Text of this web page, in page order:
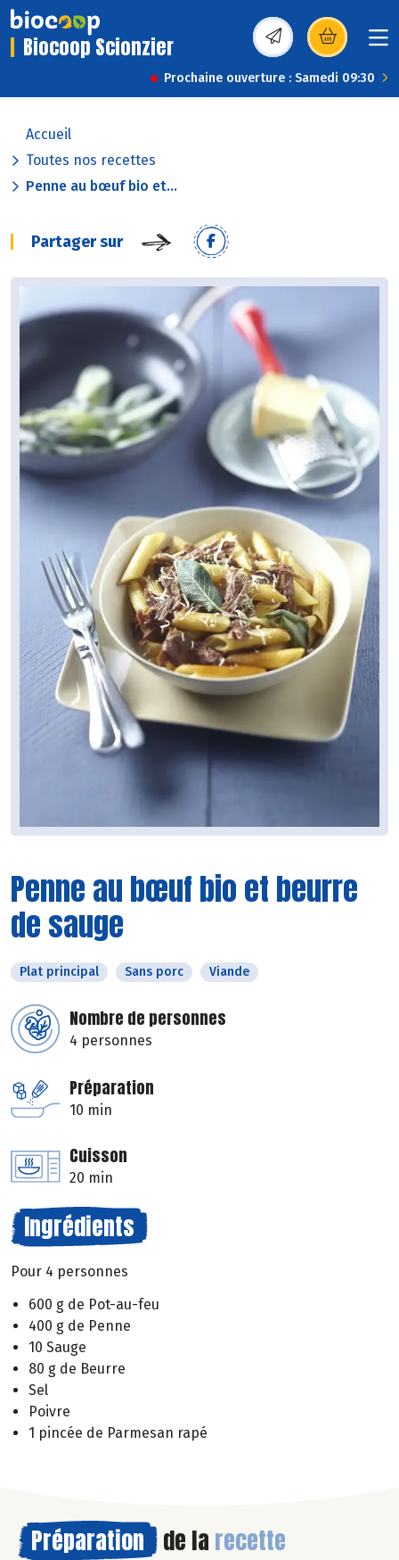
Biocoop Scionzier (s’ouvre dans une
Prochaine ouverture : Samedi 09:30
Accueil
Toutes nos recettes
Penne au bœuf bio et...
Partager sur
Penne au bœuf bio et beurre
de sauge
Plat principal Sans porc Viande
Nombre de personnes
4 personnes
Préparation
10 min
Cuisson
20 min
Ingrédients
Pour 4 personnes
600 g de Pot-au-feu
400 g de Penne
10 Sauge
80 g de Beurre
Sel
Poivre
1 pincée de Parmesan rapé
Préparation de la recette